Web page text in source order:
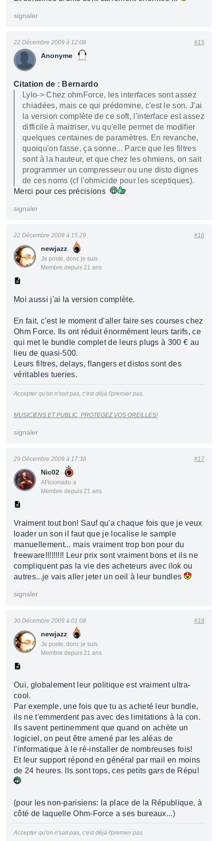
signaler
Anonyme
22 Décembre 2009 à 12:08 #15
Citation de : Bernardo
Lylo-> Chez ohmForce, les interfaces sont assez
chiadées, mais ce qui prédomine, c'est le son. J'ai
la version complète de ce soft, l'interface est assez
difficile à maitriser, vu qu'elle permet de modifier
quelques centaines de paramètres. En revanche,
quoiqu'on fasse, ça sonne... Parce que les filtres
sont à la hauteur, et que chez les ohmiens, on sait
programmer un compresseur ou une disto dignes
de ces noms (cf l'ohmicide pour les sceptiques).
Merci pour ces précisions
signaler
newjazz
Je poste, donc je suis
Membre depuis 21 ans
22 Décembre 2009 à 15:29 #16
Moi aussi j'ai la version complète.
En fait, c'est le moment d'aller faire ses courses chez
Ohm Force. Ils ont réduit énormément leurs tarifs, ce
qui met le bundle complet de leurs plugs à 300 € au
lieu de quasi-500.
Leurs filtres, delays, flangers et distos sont des
véritables tueries.
Accepter qu'on n'sait pas, c'est déjà l'premier pas.
MUSICIENS ET PUBLIC, PROTEGEZ VOS OREILLES!
signaler
Nic02
AFicionado·a
Membre depuis 21 ans
29 Décembre 2009 à 17:38 #17
Vraiment tout bon! Sauf qu'a chaque fois que je veux
loader un son il faut que je localise le sample
manuellement... mais vraiment trop bon pour du
freeware!!!!!!!!! Leur prix sont vraiment bons et ils ne
compliquent pas la vie des acheteurs avec ilok ou
autres...je vais aller jeter un oeil à leur bundles
signaler
newjazz
Je poste, donc je suis
Membre depuis 21 ans
30 Décembre 2009 à 01:08 #18
Oui, globalement leur politique est vraiment ultra-
cool.
Par exemple, une fois que tu as acheté leur bundle,
ils ne t'emmerdent pas avec des limitations à la con.
Ils savent pertinemment que quand on achète un
logiciel, on peut être amené par les aléas de
l'informatique à le ré-installer de nombreuses fois!
Et leur support répond en général par mail en moins
de 24 heures. Ils sont tops, ces petits gars de Répu!
(pour les non-parisiens: la place de la République, à
côté de laquelle Ohm-Force a ses bureaux...)
Accepter qu'on n'sait pas, c'est déjà l'premier pas.